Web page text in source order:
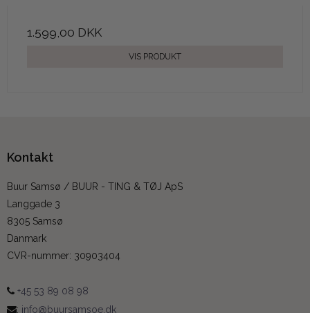
1.599,00 DKK
VIS PRODUKT
Kontakt
Buur Samsø / BUUR - TING & TØJ ApS
Langgade 3
8305 Samsø
Danmark
CVR-nummer: 30903404
+45 53 89 08 98
: info@buursamsoe.dk